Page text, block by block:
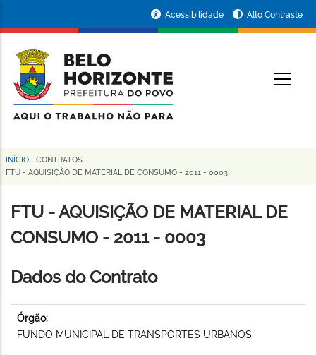
conteúdo
principal
da
Prefeitura
de
Horizonte
Acessibilidade Alto Contraste
Trilha
navegação
INÍCIO - CONTRATOS -
FTU - AQUISIÇÃO DE MATERIAL DE CONSUMO - 2011 - 0003
FTU - AQUISIÇÃO DE MATERIAL DE
CONSUMO - 2011 - 0003
Dados do Contrato
Órgão:
FUNDO MUNICIPAL DE TRANSPORTES URBANOS